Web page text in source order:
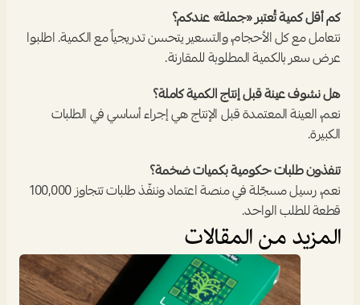
كم أقل كمية تُعتبر «جملة» عندكم؟
عرض سعر بالكمية المطلوبة للمقارنة.
هل نشوف عينة قبل إنتاج الكمية كاملة؟
نعم، العينة المعتمدة قبل الإنتاج هي إجراء أساسي في الطلبات
الكبيرة.
تنفذون طلبات حكومية بكميات ضخمة؟
نعم، رسيل مسجّلة في منصة اعتماد وننفّذ طلبات تتجاوز 100,000
قطعة للطلب الواحد.
المزيد من المقالات